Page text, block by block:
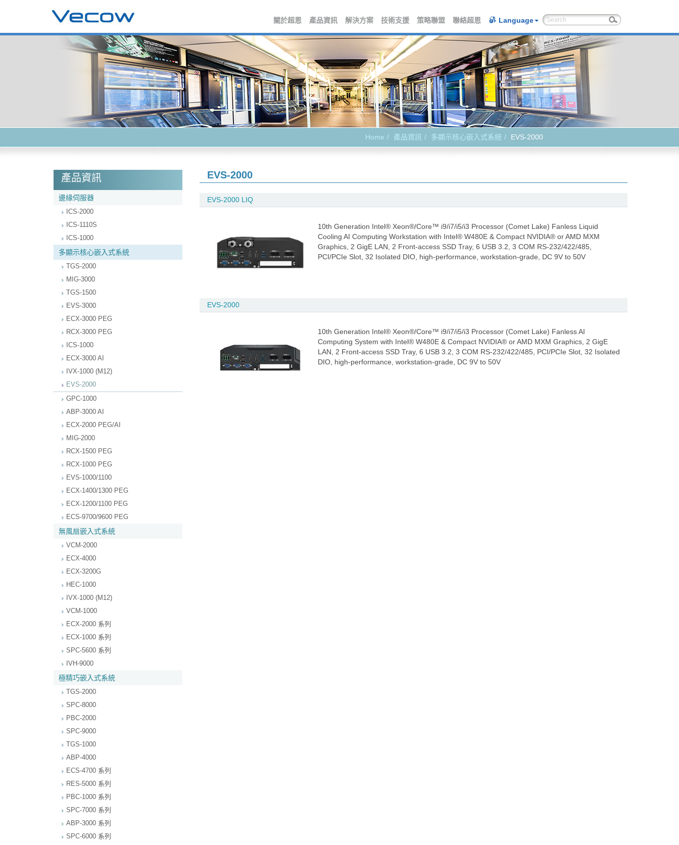
關於超恩 產品資訊 解決方案 技術支援 策略聯盟 聯絡超恩 Language
Home 產品資訊 多顯示核心嵌入式系統 EVS-2000
產品資訊
邊緣伺服器
ICS-2000
ICS-1110S
ICS-1000
多顯示核心嵌入式系統
TGS-2000
MIG-3000
TGS-1500
EVS-3000
ECX-3000 PEG
RCX-3000 PEG
ICS-1000
ECX-3000 AI
IVX-1000 (M12)
EVS-2000
GPC-1000
ABP-3000 AI
ECX-2000 PEG/AI
MIG-2000
RCX-1500 PEG
RCX-1000 PEG
EVS-1000/1100
ECX-1400/1300 PEG
ECX-1200/1100 PEG
ECS-9700/9600 PEG
無風扇嵌入式系統
VCM-2000
ECX-4000
ECX-3200G
HEC-1000
IVX-1000 (M12)
VCM-1000
ECX-2000 系列
ECX-1000 系列
SPC-5600 系列
IVH-9000
極精巧嵌入式系統
TGS-2000
SPC-8000
PBC-2000
SPC-9000
TGS-1000
ABP-4000
ECS-4700 系列
RES-5000 系列
PBC-1000 系列
SPC-7000 系列
ABP-3000 系列
SPC-6000 系列
EVS-2000
EVS-2000 LIQ
10th Generation Intel® Xeon®/Core™ i9/i7/i5/i3 Processor (Comet Lake) Fanless Liquid
Cooling AI Computing Workstation with Intel® W480E & Compact NVIDIA® or AMD MXM
Graphics, 2 GigE LAN, 2 Front-access SSD Tray, 6 USB 3.2, 3 COM RS-232/422/485,
PCI/PCIe Slot, 32 Isolated DIO, high-performance, workstation-grade, DC 9V to 50V
EVS-2000
10th Generation Intel® Xeon®/Core™ i9/i7/i5/i3 Processor (Comet Lake) Fanless AI
Computing System with Intel® W480E & Compact NVIDIA® or AMD MXM Graphics, 2 GigE
LAN, 2 Front-access SSD Tray, 6 USB 3.2, 3 COM RS-232/422/485, PCI/PCIe Slot, 32 Isolated
DIO, high-performance, workstation-grade, DC 9V to 50V